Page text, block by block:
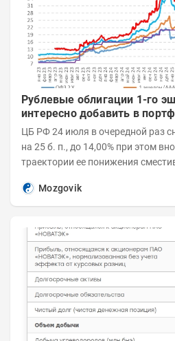
Рублевые облигации 1-го
интересно добавить в
ЦБ РФ 24 июля в очередной раз
на 25 б. п., до 14,00% при этом
траектории ее понижения
Mozgovik